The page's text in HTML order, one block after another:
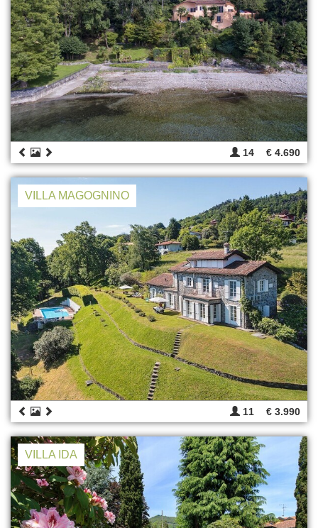
14 € 4.690
VILLA MAGOGNINO
11 € 3.990
VILLA IDA